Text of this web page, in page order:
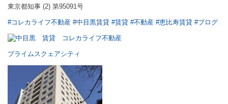
東京都知事 (2) 第95091号
#コレカライフ不動産 #中目黒賃貸 #賃貸 #不動産 #恵比寿賃貸 #ブログ
プライムスクェアシティ